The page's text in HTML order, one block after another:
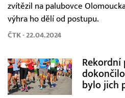
zvítězil na palubovce
výhra ho dělí od postupu.
ČTK - 22.04.2024
Rekordní
bylo jich